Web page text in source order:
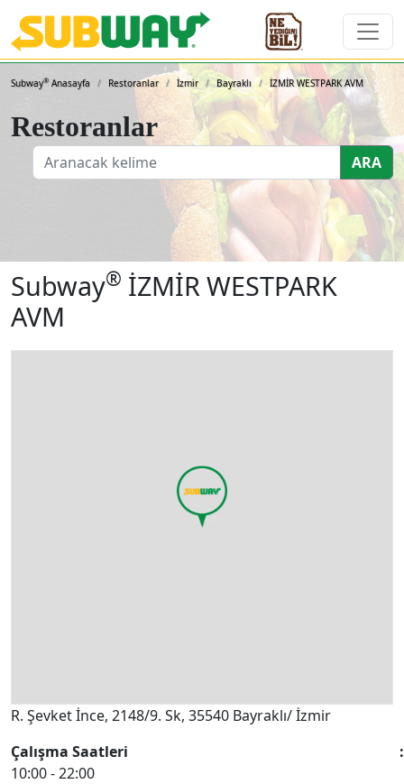
Subway Sandviçleri
Subway® Anasayfa Restoranlar İzmir Bayraklı İZMİR WESTPARK AVM
Restoranlar
ARA
Subway® İZMİR WESTPARK
AVM
R. Şevket İnce, 2148/9. Sk, 35540 Bayraklı/ İzmir
Çalışma Saatleri
10:00 - 22:00